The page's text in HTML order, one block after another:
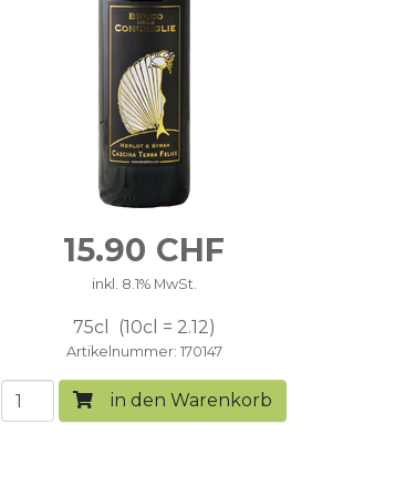
15.90 CHF
inkl. 8.1% MwSt.
75cl 10cl = 2.12
Artikelnummer 170147
in den Warenkorb